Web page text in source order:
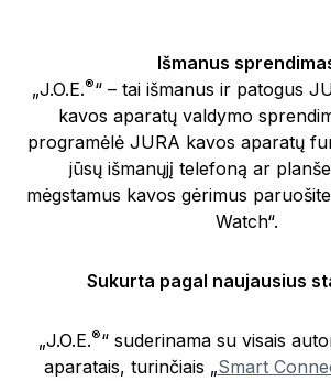
Išmanus
„J.O.E.®“ – tai išmanus ir patogus
kavos aparatų valdymo
programėlė JURA kavos aparatų
jūsų išmanųjį telefoną ar
mėgstamus kavos gėrimus
Watch“.
Sukurta pagal naujausius
„J.O.E.®“ suderinama su visais
aparatais, turinčiais „Smart